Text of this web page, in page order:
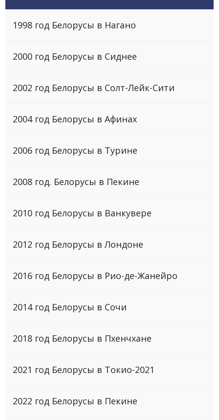
1998 год Белорусы в Нагано
2000 год Белорусы в Сиднее
2002 год Белоруcы в Солт-Лейк-Сити
2004 год Белорусы в Афинах
2006 год Белоруcы в Турине
2008 год. Белорусы в Пекине
2010 год Белоруcы в Ванкувере
2012 год Белоруcы в Лондоне
2016 год Белоруcы в Рио-де-Жанейро
2014 год Белоруcы в Сочи
2018 год Белорусы в Пхенчхане
2021 год Белорусы в Токио-2021
2022 год Белорусы в Пекине